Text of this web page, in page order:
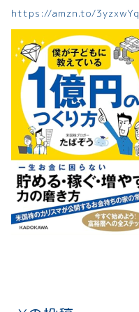
https://amzn.to/3yzxwYq